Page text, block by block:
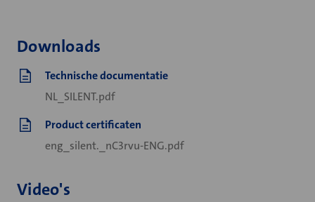
Downloads
Technische documentatie
NL_SILENT.pdf
Product certificaten
eng_silent._nC3rvu-ENG.pdf
Video's